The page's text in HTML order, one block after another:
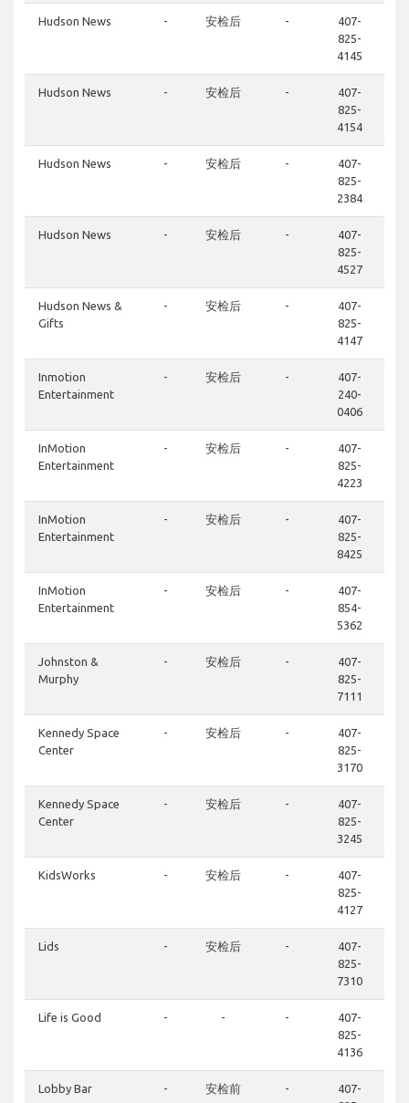
Hudson News - 安检后 -
407-
825-
4145
Hudson News - 安检后 -
407-
825-
4154
Hudson News - 安检后 -
407-
825-
2384
Hudson News - 安检后 -
407-
825-
4527
Hudson News &
Gifts
- 安检后 -
407-
825-
4147
Inmotion
Entertainment
- 安检后 -
407-
240-
0406
InMotion
Entertainment
- 安检后 -
407-
825-
4223
InMotion
Entertainment
- 安检后 -
407-
825-
8425
InMotion
Entertainment
- 安检后 -
407-
854-
5362
Johnston &
Murphy
- 安检后 -
407-
825-
7111
Kennedy Space
Center
- 安检后 -
407-
825-
3170
Kennedy Space
Center
- 安检后 -
407-
825-
3245
KidsWorks - 安检后 -
407-
825-
4127
Lids - 安检后 -
407-
825-
7310
Life is Good - - -
407-
825-
4136
Lobby Bar - 安检前 -
407-